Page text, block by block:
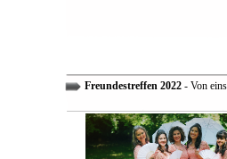
Freundestreffen 2022- Von